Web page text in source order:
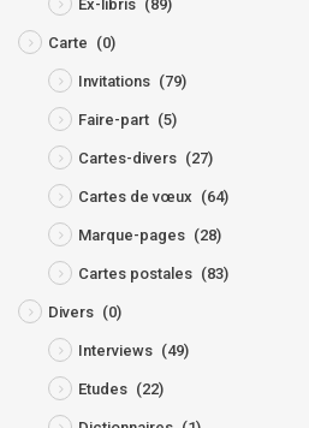
Ex-libris (89)
Carte (0)
Invitations (79)
Faire-part (5)
Cartes-divers (27)
Cartes de vœux (64)
Marque-pages (28)
Cartes postales (83)
Divers (0)
Interviews (49)
Etudes (22)